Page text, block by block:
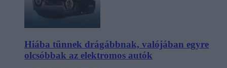
Hiába tűnnek drágábbnak, valójában egyre
olcsóbbak az elektromos autók